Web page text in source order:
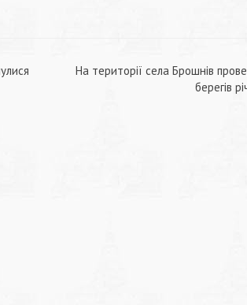
На території села Брошнів
берегів